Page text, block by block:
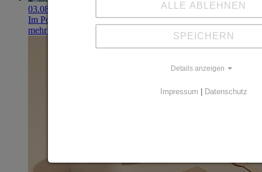
03.08.2026
Im Portfolio: Iset Telecom, IT für das Gesundheitswesen
mehr erfahren
ALLE ABLEHNEN
SPEICHERN
Details anzeigen
Impressum Datenschutz